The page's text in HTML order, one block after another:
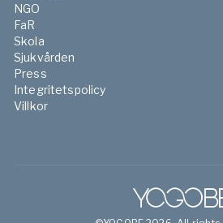
NGO
FaR
Skola
Sjukvården
Press
Integritetspolicy
Villkor